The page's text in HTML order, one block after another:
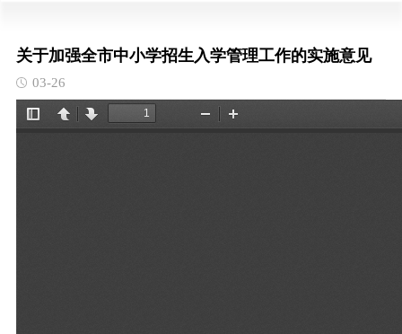
关于加强全市中小学招生入学管理工作的实施意见
03-26